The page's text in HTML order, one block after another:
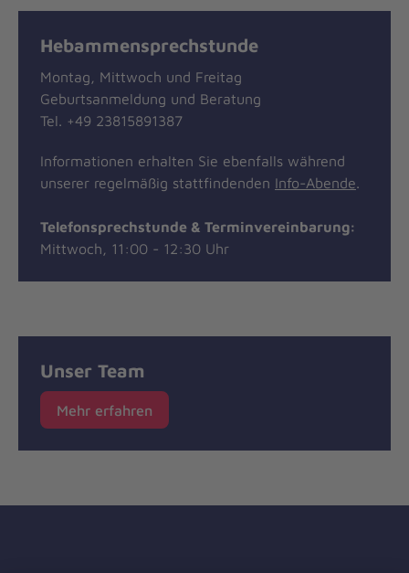
Hebammensprechstunde
Montag, Mittwoch und Freitag
Geburtsanmeldung und Beratung
Tel. +49 23815891387
Informationen erhalten Sie ebenfalls während
unserer regelmäßig stattfindenden Info-Abende.
Telefonsprechstunde & Terminvereinbarung:
Mittwoch, 11:00 - 12:30 Uhr
Unser Team
Mehr erfahren